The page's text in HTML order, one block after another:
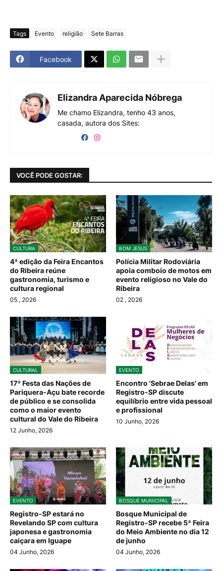
Tags Evento religião Sete Barras
Facebook
Elizandra Aparecida Nóbrega
Me chamo Elizandra, tenho 43 anos,
casada, autora dos Sites:
VOCÊ PODE GOSTAR:
CULTURA
4ª edição da Feira Encantos
do Ribeira reúne
gastronomia, turismo e
cultura regional
05 , 2026
BOM JESUS
Polícia Militar Rodoviária
apoia comboio de motos em
evento religioso no Vale do
Ribeira
02 , 2026
CULTURAL
17ª Festa das Nações de
Pariquera-Açu bate recorde
de público e se consolida
como o maior evento
cultural do Vale do Ribeira
12 Junho, 2026
EVENTO
Encontro 'Sebrae Delas' em
Registro-SP discute
equilíbrio entre vida pessoal
e profissional
10 Junho, 2026
EVENTO
Registro-SP estará no
Revelando SP com cultura
japonesa e gastronomia
caiçara em Iguape
04 Junho, 2026
BOSQUE MUNICIPAL
Bosque Municipal de
Registro-SP recebe 5ª Feira
do Meio Ambiente no dia 12
de junho
04 Junho, 2026